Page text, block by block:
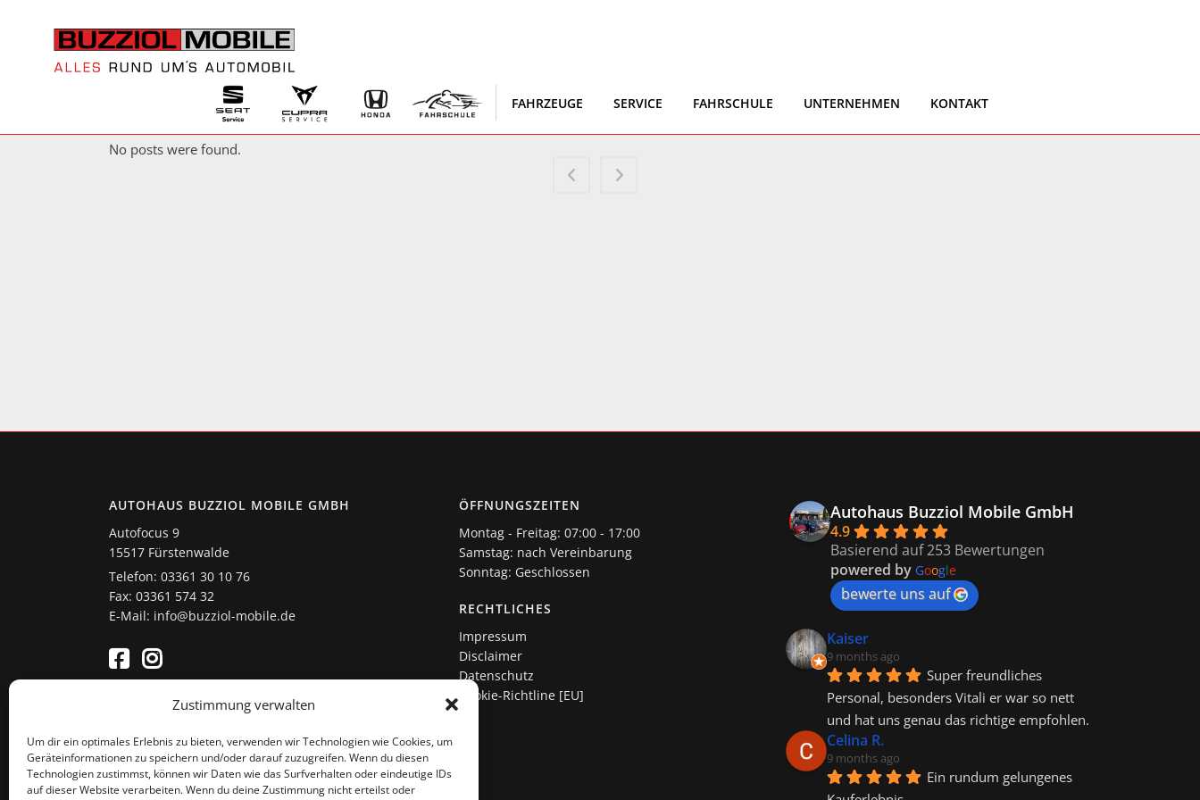
Zustimmung verwalten
Um dir ein optimales Erlebnis zu bieten, verwenden wir Technologien wie Cookies, um
Geräteinformationen zu speichern und/oder darauf zuzugreifen. Wenn du diesen
Technologien zustimmst, können wir Daten wie das Surfverhalten oder eindeutige IDs
auf dieser Website verarbeiten. Wenn du deine Zustimmung nicht erteilst oder
FAHRZEUGE SERVICE FAHRSCHULE UNTERNEHMEN KONTAKT
No posts were found.
AUTOHAUS BUZZIOL MOBILE GMBH
Autofocus 9
15517 Fürstenwalde
Telefon: 03361 30 10 76
Fax: 03361 574 32
E-Mail: info@buzziol-mobile.de
ÖFFNUNGSZEITEN
Montag - Freitag: 07:00 - 17:00
Samstag: nach Vereinbarung
Sonntag: Geschlossen
RECHTLICHES
Impressum
Disclaimer
Datenschutz
Cookie-Richtline [EU]
Autohaus Buzziol Mobile GmbH
4.9
Basierend auf 253 Bewertungen
powered by Google
bewerte uns auf
Kaiser
9 months ago
Super freundliches
Personal, besonders Vitali er war so nett
und hat uns genau das richtige empfohlen.
Celina R.
9 months ago
Ein rundum gelungenes